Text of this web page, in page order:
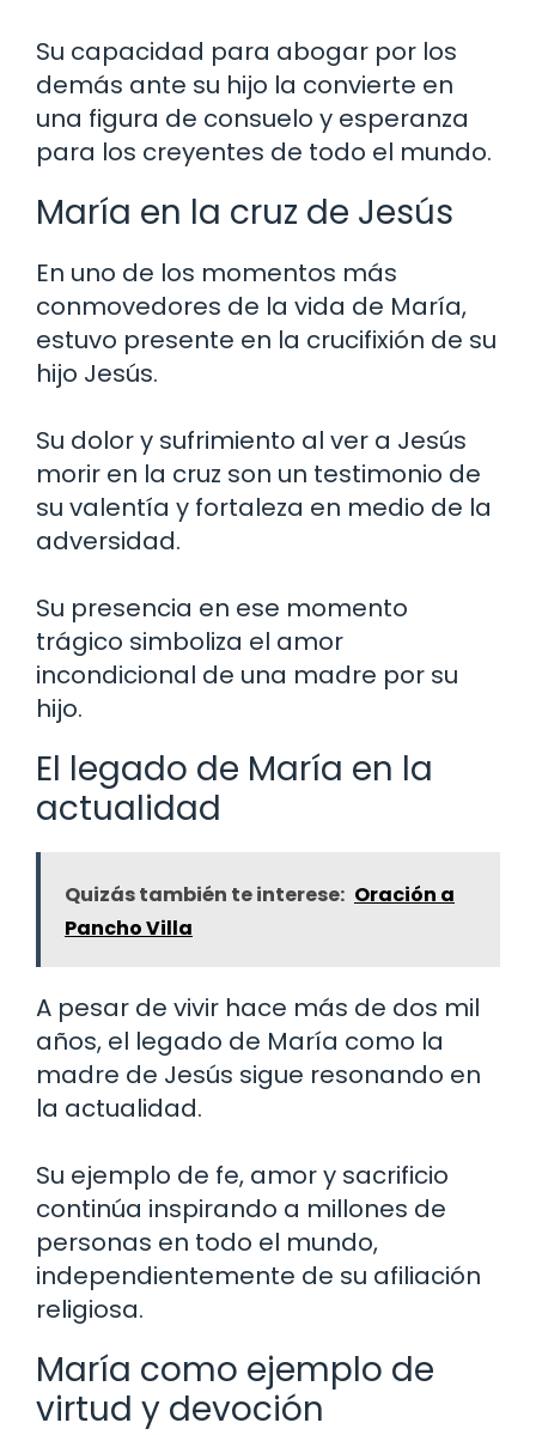
Su capacidad para abogar por los
demás ante su hijo la convierte en
una figura de consuelo y esperanza
para los creyentes de todo el mundo.
María en la cruz de Jesús
En uno de los momentos más
conmovedores de la vida de María,
estuvo presente en la crucifixión de su
hijo Jesús.
Su dolor y sufrimiento al ver a Jesús
morir en la cruz son un testimonio de
su valentía y fortaleza en medio de la
adversidad.
Su presencia en ese momento
trágico simboliza el amor
incondicional de una madre por su
hijo.
El legado de María en la
actualidad
Quizás también te interese: Oración a
Pancho Villa
A pesar de vivir hace más de dos mil
años, el legado de María como la
madre de Jesús sigue resonando en
la actualidad.
Su ejemplo de fe, amor y sacrificio
continúa inspirando a millones de
personas en todo el mundo,
independientemente de su afiliación
religiosa.
María como ejemplo de
virtud y devoción